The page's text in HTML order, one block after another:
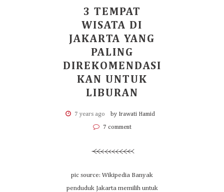
3 TEMPAT
WISATA DI
JAKARTA YANG
PALING
DIREKOMENDASI
KAN UNTUK
LIBURAN
7 years ago by Irawati Hamid
7 comment
pic source: Wikipedia Banyak
penduduk Jakarta memilih untuk